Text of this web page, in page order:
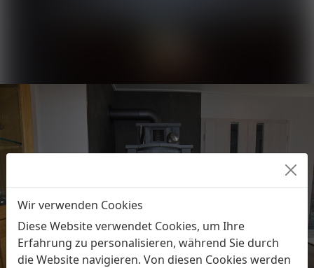
weiter
Wir verwenden Cookies
Diese Website verwendet Cookies, um Ihre
Erfahrung zu personalisieren, während Sie durch
die Website navigieren. Von diesen Cookies werden